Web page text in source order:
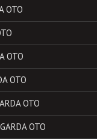
OTO
OTO
OTO
OTO
OTO